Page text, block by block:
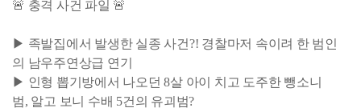
🚨 충격 사건 파일 🚨
▶ 족발집에서 발생한 실종 사건?! 경찰마저 속이려 한 범인
의 남우주연상급 연기
▶ 인형 뽑기방에서 나오던 8살 아이 치고 도주한 뺑소니
범, 알고 보니 수배 5건의 유괴범?